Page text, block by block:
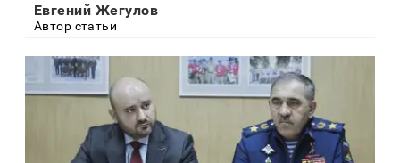
Евгений Жегулов
Автор статьи